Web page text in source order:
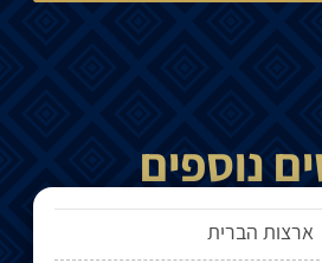
נוספים
ארצות הברית